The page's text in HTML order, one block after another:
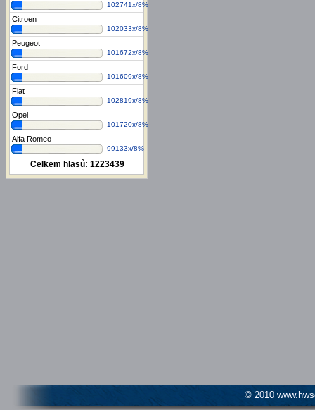
102741x/8%
Citroen
102033x/8%
Peugeot
101672x/8%
Ford
101609x/8%
Fiat
102819x/8%
Opel
101720x/8%
Alfa Romeo
99133x/8%
Celkem hlasů: 1223439
© 2010